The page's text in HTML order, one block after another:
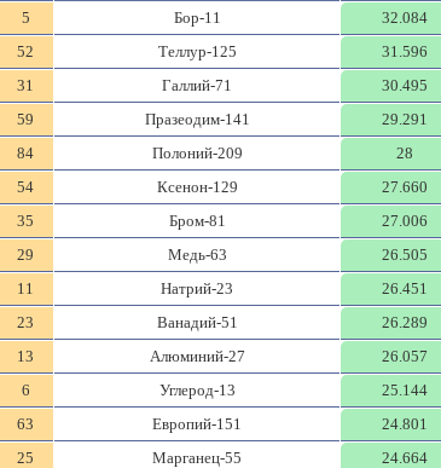
5
Бор-11 32.084
52
Теллур-125 31.596
31
Галлий-71 30.495
59
Празеодим-141 29.291
84
Полоний-209 28
54
Ксенон-129 27.660
35
Бром-81 27.006
29
Медь-63 26.505
11
Натрий-23 26.451
23
Ванадий-51 26.289
13
Алюминий-27 26.057
6
Углерод-13 25.144
63
Европий-151 24.801
25
Марганец-55 24.664